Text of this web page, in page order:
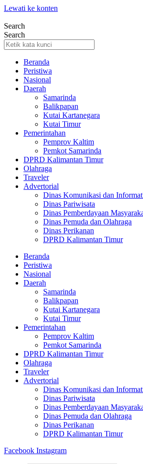
Lewati ke konten
Search
Search
Beranda
Peristiwa
Nasional
Daerah
Samarinda
Balikpapan
Kutai Kartanegara
Kutai Timur
Pemerintahan
Pemprov Kaltim
Pemkot Samarinda
DPRD Kalimantan Timur
Olahraga
Traveler
Advertorial
Dinas Komunikasi dan
Dinas Pariwisata
Dinas Pemberdayaan
Dinas Pemuda dan Olahraga
Dinas Perikanan
DPRD Kalimantan Timur
Beranda
Peristiwa
Nasional
Daerah
Samarinda
Balikpapan
Kutai Kartanegara
Kutai Timur
Pemerintahan
Pemprov Kaltim
Pemkot Samarinda
DPRD Kalimantan Timur
Olahraga
Traveler
Advertorial
Dinas Komunikasi dan
Dinas Pariwisata
Dinas Pemberdayaan
Dinas Pemuda dan Olahraga
Dinas Perikanan
DPRD Kalimantan Timur
Facebook Instagram